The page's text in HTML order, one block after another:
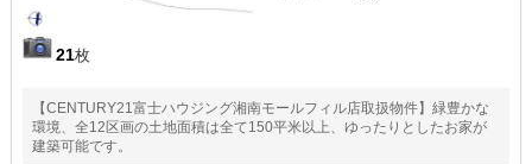
21枚
【CENTURY21富士ハウジング湘南モールフィル店取扱物件】緑豊かな
環境、全12区画の土地面積は全て150平米以上、ゆったりとしたお家が
建築可能です。